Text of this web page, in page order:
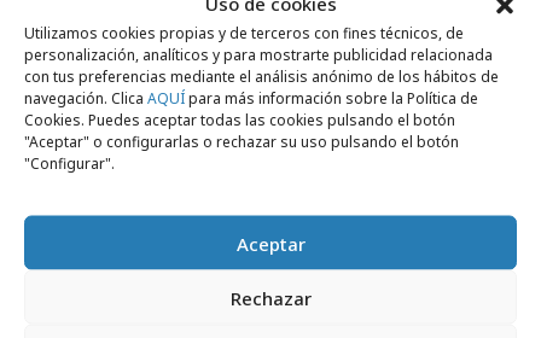
Utilizamos cookies propias y de terceros con fines técnicos, de
personalización, analíticos y para mostrarte publicidad relacionada
con tus preferencias mediante el análisis anónimo de los hábitos de
navegación. Clica AQUÍpara más información sobre la Política de
Cookies. Puedes aceptar todas las cookies pulsando el botón
"Aceptar" o configurarlas o rechazar su uso pulsando el botón
"Configurar".
Aceptar
Rechazar
Pringles ficha al “Míster P” y celebra las